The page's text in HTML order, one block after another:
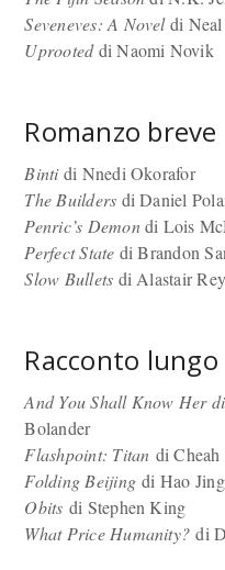
Seveneves: A Noveldi Neal
Uprooteddi Naomi Novik
Romanzo breve
Bintidi Nnedi Okorafor
The Builders di Daniel
Penric’s Demondi Lois
Perfect State di Brandon
Slow Bullets di Alastair
Racconto lungo
And You Shall Know Her
Bolander
Flashpoint: Titan di
Folding Beijing di Hao
Obits di Stephen King
What Price Humanity? di